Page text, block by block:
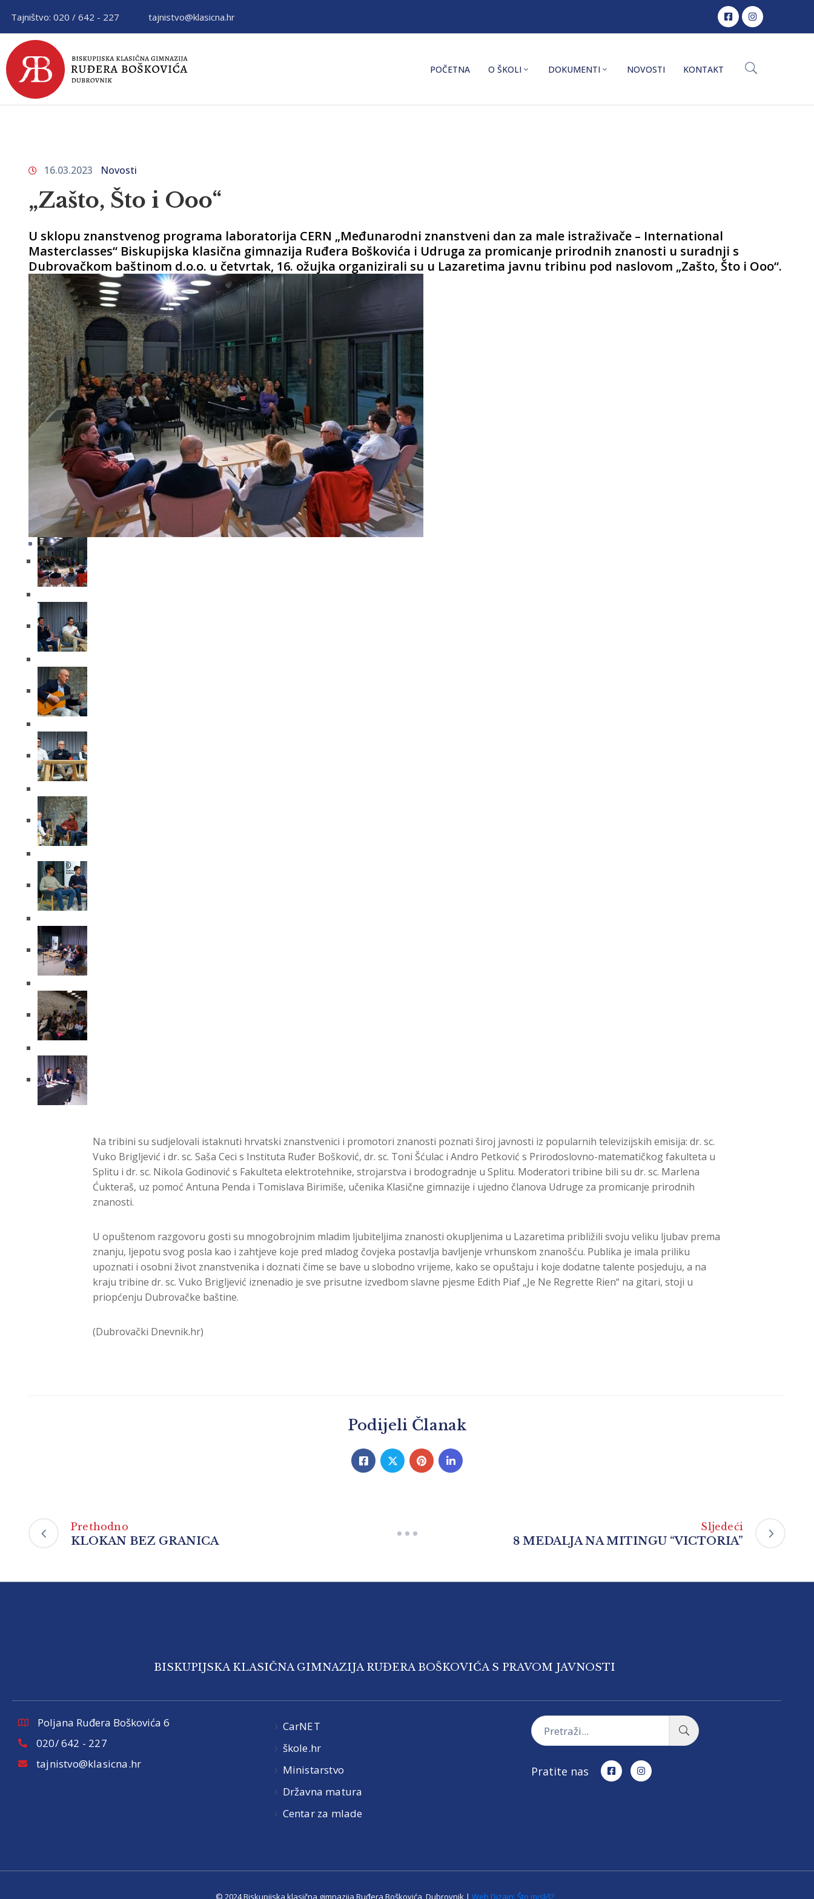
Tajništvo: 020 / 642 - 227 tajnistvo@klasicna.hr
POČETNA O ŠKOLI DOKUMENTI NOVOSTI KONTAKT
16.03.2023 Novosti
„Zašto, Što i Ooo“
U sklopu znanstvenog programa laboratorija CERN „Međunarodni znanstveni dan za male istraživače – International
Masterclasses“ Biskupijska klasična gimnazija Ruđera Boškovića i Udruga za promicanje prirodnih znanosti u suradnji s
Dubrovačkom baštinom d.o.o. u četvrtak, 16. ožujka organizirali su u Lazaretima javnu tribinu pod naslovom „Zašto, Što i Ooo“.
Na tribini su sudjelovali istaknuti hrvatski znanstvenici i promotori znanosti poznati široj javnosti iz popularnih televizijskih emisija: dr. sc.
Vuko Brigljević i dr. sc. Saša Ceci s Instituta Ruđer Bošković, dr. sc. Toni Šćulac i Andro Petković s Prirodoslovno-matematičkog fakulteta u
Splitu i dr. sc. Nikola Godinović s Fakulteta elektrotehnike, strojarstva i brodogradnje u Splitu. Moderatori tribine bili su dr. sc. Marlena
Ćukteraš, uz pomoć Antuna Penda i Tomislava Birimiše, učenika Klasične gimnazije i ujedno članova Udruge za promicanje prirodnih
znanosti.
U opuštenom razgovoru gosti su mnogobrojnim mladim ljubiteljima znanosti okupljenima u Lazaretima približili svoju veliku ljubav prema
znanju, ljepotu svog posla kao i zahtjeve koje pred mladog čovjeka postavlja bavljenje vrhunskom znanošću. Publika je imala priliku
upoznati i osobni život znanstvenika i doznati čime se bave u slobodno vrijeme, kako se opuštaju i koje dodatne talente posjeduju, a na
kraju tribine dr. sc. Vuko Brigljević iznenadio je sve prisutne izvedbom slavne pjesme Edith Piaf „Je Ne Regrette Rien“ na gitari, stoji u
priopćenju Dubrovačke baštine.
(Dubrovački Dnevnik.hr)
Podijeli Članak
Prethodno
KLOKAN BEZ GRANICA
Sljedeći
8 MEDALJA NA MITINGU “VICTORIA”
BISKUPIJSKA KLASIČNA GIMNAZIJA RUĐERA BOŠKOVIĆA S PRAVOM JAVNOSTI
Poljana Ruđera Boškovića 6
020/ 642 - 227
tajnistvo@klasicna.hr
CarNET
škole.hr
Ministarstvo
Državna matura
Centar za mlade
Pratite nas
© 2024 Biskupijska klasična gimnazija Ruđera Boškovića, Dubrovnik | Web Dizajn: Što misliš?